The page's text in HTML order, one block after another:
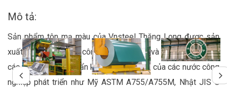
Mô tả:
Sản phẩm tôn mạ màu của Vnsteel Thăng Long được sản
xuất trên dây chuyền công nghệ hiện đại và luôn đáp ứng tốt
các yêu cầu tiêu chuẩn kiểm tra khắt khe của các nước công
nghiệp phát triển như Mỹ ASTM A755/A755M, Nhật JIS G